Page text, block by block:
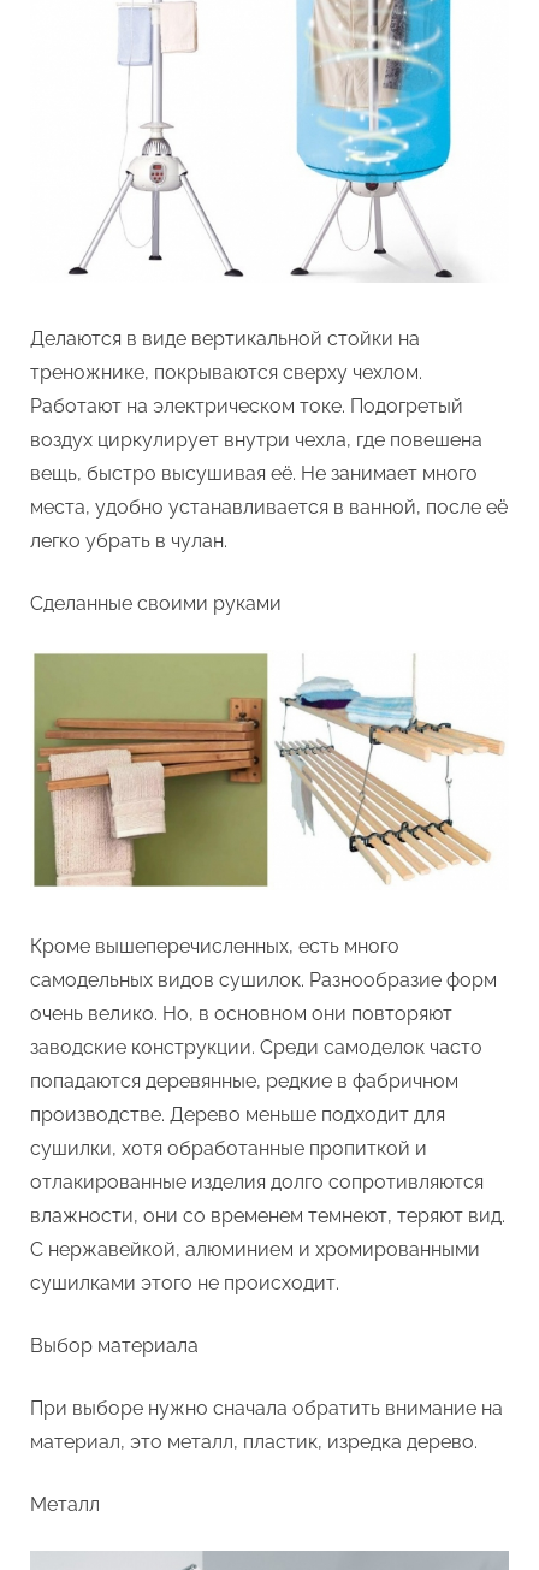
Делаются в виде вертикальной стойки на
треножнике, покрываются сверху чехлом.
Работают на электрическом токе. Подогретый
воздух циркулирует внутри чехла, где повешена
вещь, быстро высушивая её. Не занимает много
места, удобно устанавливается в ванной, после её
легко убрать в чулан.
Сделанные своими руками
Кроме вышеперечисленных, есть много
самодельных видов сушилок. Разнообразие форм
очень велико. Но, в основном они повторяют
заводские конструкции. Среди самоделок часто
попадаются деревянные, редкие в фабричном
производстве. Дерево меньше подходит для
сушилки, хотя обработанные пропиткой и
отлакированные изделия долго сопротивляются
влажности, они со временем темнеют, теряют вид.
С нержавейкой, алюминием и хромированными
сушилками этого не происходит.
Выбор материала
При выборе нужно сначала обратить внимание на
материал, это металл, пластик, изредка дерево.
Металл